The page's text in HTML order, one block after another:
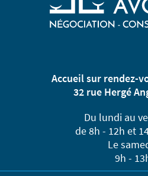
Accueil sur rendez-
32 rue Hergé
Du lundi au
de 8h - 12h et
Le
9h -